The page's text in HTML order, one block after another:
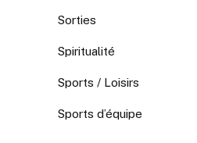
Sorties
Spiritualité
Sports / Loisirs
Sports d’équipe